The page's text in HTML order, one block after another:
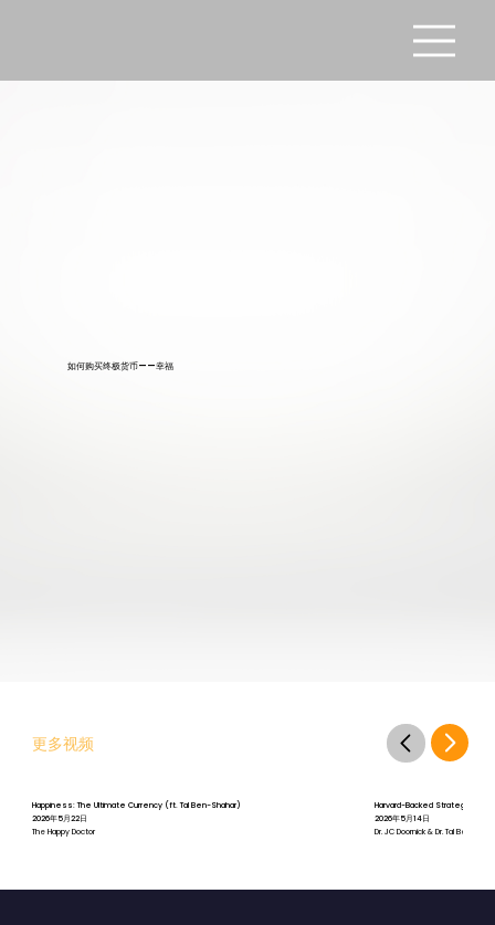
如何购买终极货币——幸福
更多视频
Happiness: The Ultimate Currency (ft. Tal Ben-Shahar)
2026年5月22日
The Happy Doctor
Harvard-Backed Strategies for
2026年5月14日
Dr. JC Doornick & Dr. Tal Ben-